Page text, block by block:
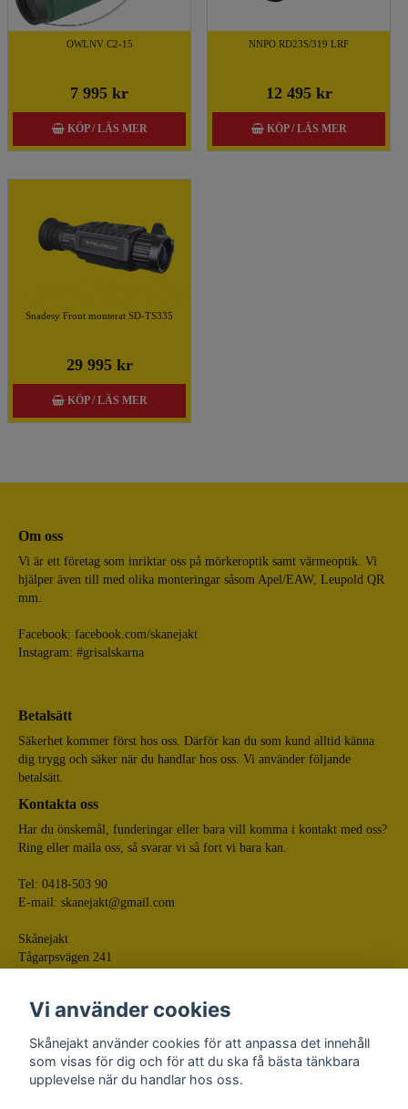
OWLNV C2-15
7 995 kr
KÖP / LÄS MER
NNPO RD23S/319 LRF
12 495 kr
KÖP / LÄS MER
Snadesy Front monterat SD-TS335
29 995 kr
KÖP / LÄS MER
Om oss
Vi är ett företag som inriktar oss på mörkeroptik samt värmeoptik. Vi
hjälper även till med olika monteringar såsom Apel/EAW, Leupold QR
mm.
Facebook: facebook.com/skanejakt
Instagram: #grisalskarna
Betalsätt
Säkerhet kommer först hos oss. Därför kan du som kund alltid känna
dig trygg och säker när du handlar hos oss. Vi använder följande
betalsätt.
Kontakta oss
Har du önskemål, funderingar eller bara vill komma i kontakt med oss?
Ring eller maila oss, så svarar vi så fort vi bara kan.
Tel: 0418-503 90
E-mail: skanejakt@gmail.com
Skånejakt
Tågarpsvägen 241
Vi använder cookies
Skånejakt använder cookies för att anpassa det innehåll
som visas för dig och för att du ska få bästa tänkbara
upplevelse när du handlar hos oss.